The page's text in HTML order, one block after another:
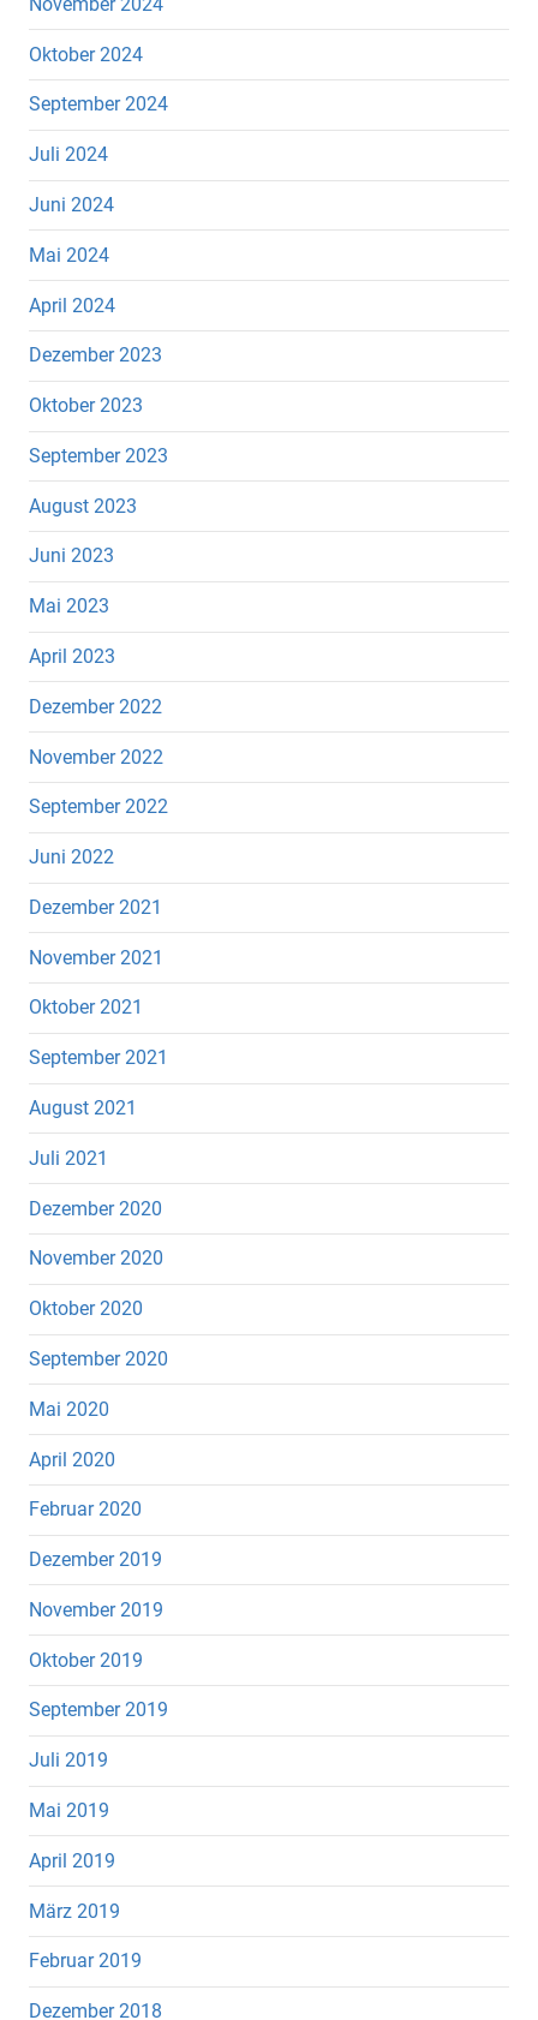
Oktober 2024
September 2024
Juli 2024
Juni 2024
Mai 2024
April 2024
Dezember 2023
Oktober 2023
September 2023
August 2023
Juni 2023
Mai 2023
April 2023
Dezember 2022
November 2022
September 2022
Juni 2022
Dezember 2021
November 2021
Oktober 2021
September 2021
August 2021
Juli 2021
Dezember 2020
November 2020
Oktober 2020
September 2020
Mai 2020
April 2020
Februar 2020
Dezember 2019
November 2019
Oktober 2019
September 2019
Juli 2019
Mai 2019
April 2019
März 2019
Februar 2019
Dezember 2018